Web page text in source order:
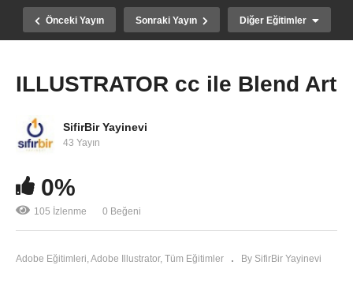
Önceki Yayın Sonraki Yayın Diğer Eğitimler
ILLUSTRATOR cc ile Blend Art
SifirBir Yayinevi
43 Yayın
0%
105 İzlenme 0 Beğeni
Adobe Eğitimleri Adobe Illustrator Tüm Eğitimler By SifirBir Yayinevi